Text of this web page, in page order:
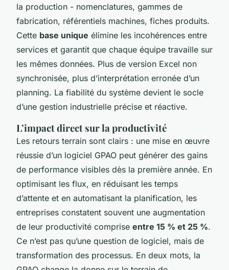
la production - nomenclatures, gammes de
fabrication, référentiels machines, fiches produits.
Cette base unique élimine les incohérences entre
services et garantit que chaque équipe travaille sur
les mêmes données. Plus de version Excel non
synchronisée, plus d’interprétation erronée d’un
planning. La fiabilité du système devient le socle
d’une gestion industrielle précise et réactive.
L’impact direct sur la productivité
Les retours terrain sont clairs : une mise en œuvre
réussie d’un logiciel GPAO peut générer des gains
de performance visibles dès la première année. En
optimisant les flux, en réduisant les temps
d’attente et en automatisant la planification, les
entreprises constatent souvent une augmentation
de leur productivité comprise entre 15 % et 25 %.
Ce n’est pas qu’une question de logiciel, mais de
transformation des processus. En deux mots, la